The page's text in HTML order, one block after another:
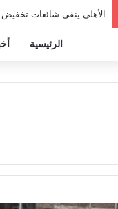
الأهلي ينفي شائعات تخفيض
الرئيسية